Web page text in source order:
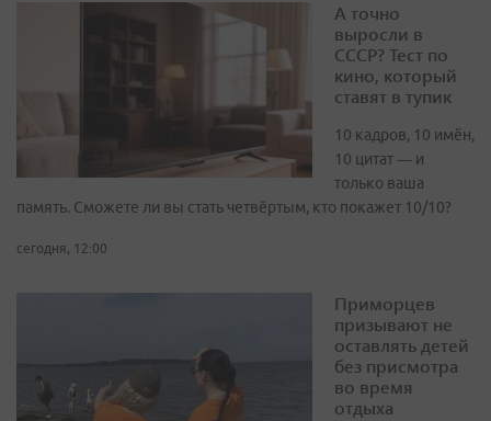
А точно
выросли в
СССР? Тест по
кино, который
ставят в тупик
10 кадров, 10 имён,
10 цитат — и
только ваша
память. Сможете ли вы стать четвёртым, кто покажет 10/10?
сегодня, 12:00
Приморцев
призывают не
оставлять детей
без присмотра
во время
отдыха